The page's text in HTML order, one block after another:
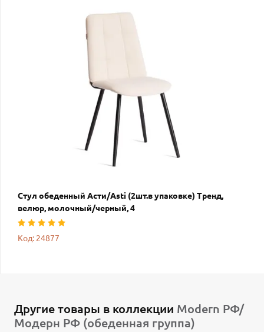
Стул обеденный Асти/Asti (2шт.в упаковке) Тренд,
велюр, молочный/черный, 4
Код: 24877
Другие товары в коллекции Modern РФ/
Модерн РФ (обеденная группа)